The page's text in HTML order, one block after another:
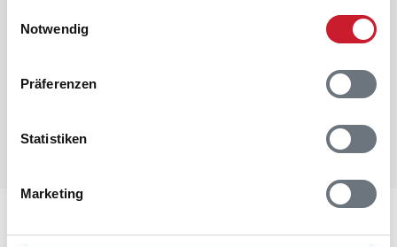
Notwendig
Präferenzen
Statistiken
Marketing